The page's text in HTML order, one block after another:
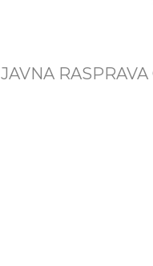
JAVNA RASPRAVA